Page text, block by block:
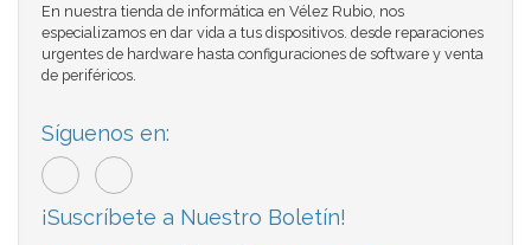
En nuestra tienda de informática en Vélez Rubio, nos
especializamos en dar vida a tus dispositivos. desde reparaciones
urgentes de hardware hasta configuraciones de software y venta
de periféricos.
Síguenos en:
¡Suscríbete a Nuestro Boletín!